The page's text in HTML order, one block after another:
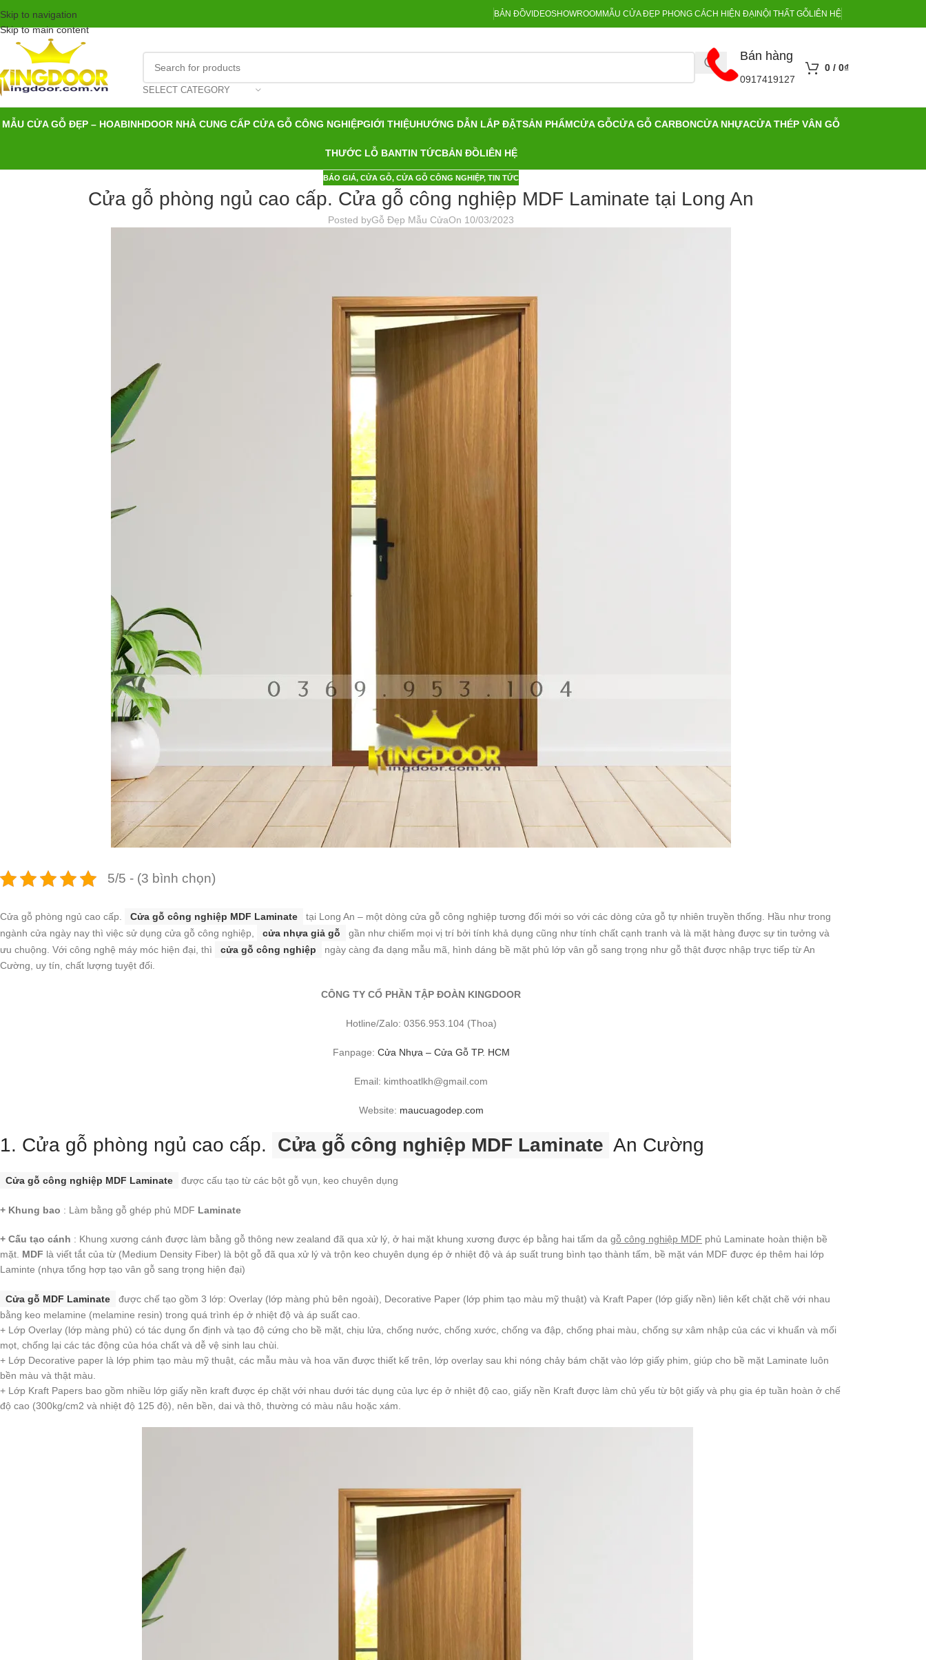
Skip to navigation
Skip to main content
BẢN ĐỒVIDEOSHOWROOM MẪU CỬA ĐẸP PHONG CÁCH HIỆN ĐẠI NỘI THẤT GỖLIÊN HỆ
SELECT CATEGORY
Bán hàng
0917419127
0 / 0₫
MẪU CỬA GỖ ĐẸP – HOABINHDOOR NHÀ CUNG CẤP CỬA GỖ CÔNG NGHIỆPGIỚI THIỆUHƯỚNG DẪN LẮP ĐẶTSẢN PHẨMCỬA GỖCỬA GỖ CARBONCỬA NHỰACỬA THÉP VÂN GỖ
THƯỚC LỖ BANTIN TỨCBẢN ĐỒLIÊN HỆ
BÁO GIÁ, CỬA GỖ, CỬA GỖ CÔNG NGHIỆP, TIN TỨC
Cửa gỗ phòng ngủ cao cấp. Cửa gỗ công nghiệp MDF Laminate tại Long An
Posted byGỗ Đẹp Mẫu CửaOn 10/03/2023
5/5 - (3 bình chọn)
Cửa gỗ phòng ngủ cao cấp. Cửa gỗ công nghiệp MDF Laminate
tại Long An – một dòng cửa gỗ công nghiệp tương đối mới so với các dòng cửa gỗ tự nhiên truyền thống. Hầu như trong
ngành cửa ngày nay thì việc sử dụng cửa gỗ công nghiệp,
cửa nhựa giả gỗ
gần như chiếm mọi vị trí bởi tính khả dụng cũng như tính chất cạnh tranh và là mặt hàng được sự tin tưởng và
ưu chuộng. Với công nghệ máy móc hiện đại, thì
cửa gỗ công nghiệp
ngày càng đa dạng mẫu mã, hình dáng bề mặt phủ lớp vân gỗ sang trọng như gỗ thật được nhập trực tiếp từ An
Cường, uy tín, chất lượng tuyệt đối.
CÔNG TY CỔ PHẦN TẬP ĐOÀN KINGDOOR
Hotline/Zalo: 0356.953.104 (Thoa)
Fanpage: Cửa Nhựa – Cửa Gỗ TP. HCM
Email: kimthoatlkh@gmail.com
Website: maucuagodep.com
1. Cửa gỗ phòng ngủ cao cấp. Cửa gỗ công nghiệp MDF Laminate An Cường
Cửa gỗ công nghiệp MDF Laminate được cấu tạo từ các bột gỗ vụn, keo chuyên dụng
+ Khung bao : Làm bằng gỗ ghép phủ MDF Laminate
+ Cấu tạo cánh : Khung xương cánh được làm bằng gỗ thông new zealand đã qua xử lý, ở hai mặt khung xương được ép bằng hai tấm da gỗ công nghiệp MDF phủ Laminate hoàn thiện bề
mặt. MDF là viết tắt của từ (Medium Density Fiber) là bột gỗ đã qua xử lý và trộn keo chuyên dụng ép ở nhiệt độ và áp suất trung bình tạo thành tấm, bề mặt ván MDF được ép thêm hai lớp
Laminte (nhựa tổng hợp tạo vân gỗ sang trọng hiện đại)
Cửa gỗ MDF Laminate
được chế tạo gồm 3 lớp: Overlay (lớp màng phủ bên ngoài), Decorative Paper (lớp phim tạo màu mỹ thuật) và Kraft Paper (lớp giấy nền) liên kết chặt chẽ với nhau
bằng keo melamine (melamine resin) trong quá trình ép ở nhiệt độ và áp suất cao.
+ Lớp Overlay (lớp màng phủ) có tác dụng ổn định và tạo độ cứng cho bề mặt, chịu lửa, chống nước, chống xước, chống va đập, chống phai màu, chống sự xâm nhập của các vi khuẩn và mối
mọt, chống lại các tác động của hóa chất và dễ vệ sinh lau chùi.
+ Lớp Decorative paper là lớp phim tạo màu mỹ thuật, các mẫu màu và hoa văn được thiết kế trên, lớp overlay sau khi nóng chảy bám chặt vào lớp giấy phim, giúp cho bề mặt Laminate luôn
bền màu và thật màu.
+ Lớp Kraft Papers bao gồm nhiều lớp giấy nền kraft được ép chặt với nhau dưới tác dụng của lực ép ở nhiệt độ cao, giấy nền Kraft được làm chủ yếu từ bột giấy và phụ gia ép tuần hoàn ở chế
độ cao (300kg/cm2 và nhiệt độ 125 độ), nên bền, dai và thô, thường có màu nâu hoặc xám.